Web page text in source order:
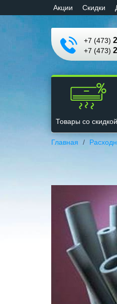
Aкции Cкидки
+7 (473)
+7 (473)
Товары со скидкой
Главная